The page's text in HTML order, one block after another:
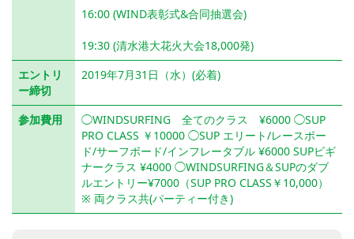
16:00 (WIND表彰式&合同抽選会)
19:30 (清水港大花火大会18,000発)
エントリ
ー締切
2019年7月31日（水）(必着)
参加費用
◯WINDSURFING 全てのクラス ¥6000 ◯SUP
PRO CLASS ￥10000 ◯SUP エリート/レースボー
ド/サーフボード/インフレータブル ¥6000 SUPビギ
ナークラス ¥4000 ◯WINDSURFING＆SUPのダブ
ルエントリー¥7000（SUP PRO CLASS￥10,000）
※ 両クラス共(パーティー付き)